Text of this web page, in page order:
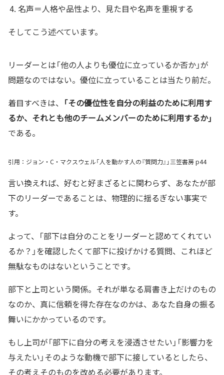
名声＝人格や品性より、見た目や名声を重視する
そしてこう述べています。
リーダーとは「他の人よりも優位に立っているか否か」が
問題なのではない。優位に立っていることは当たり前だ。
着目すべきは、 「その優位性を自分の利益のために利用す
るか、それとも他のチームメンバーのために利用するか」
である。
引用：ジョン・C・マクスウェル「人を動かす人の『質問力』」三笠書房 p44
言い換えれば、好むと好まざるとに関わらず、あなたが部
下のリーダーであることは、物理的に揺るぎない事実で
す。
よって、「部下は自分のことをリーダーと認めてくれてい
るか？」を確認したくて部下に投げかける質問、これほど
無駄なものはないということです。
部下と上司という関係。それが単なる肩書き上だけのもの
なのか、真に信頼を得た存在なのかは、あなた自身の振る
舞いにかかっているのです。
もし上司が「部下に自分の考えを浸透させたい」「影響力を
与えたい」そのような動機で部下に接しているとしたら、
その考えそのものを改める必要があります。